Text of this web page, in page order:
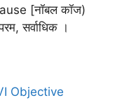
[नॉबल कॉज)
सर्वाधिक ।
Objective